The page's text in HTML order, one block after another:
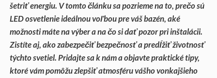
šetriť energiu. V tomto článku sa pozrieme na to, prečo sú
LED osvetlenie ideálnou voľbou pre váš bazén, aké
možnosti máte na výber a na čo si dať pozor pri inštalácii.
Zistíte aj, ako zabezpečiť bezpečnosť a predĺžiť životnosť
týchto svetiel. Pridajte sa k nám a objavte praktické tipy,
ktoré vám pomôžu zlepšiť atmosféru vášho vonkajšieho